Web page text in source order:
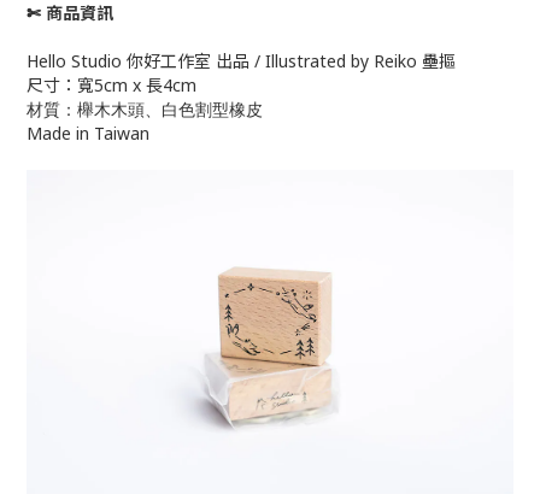
✄ 商品資訊
Hello Studio 你好工作室 出品 / Illustrated by Reiko 壘摳
尺寸：寬5cm x 長4cm
材質：櫸木木頭、白色割型橡皮
Made in Taiwan